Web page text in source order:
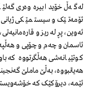
لەگەڵ خۆیدا بیرەوەری
ئۆمەتێک و سیستمێکی
ئەوین، پڕ لە ریز و
ئاسمان و چەم و چۆپی و
کوتێیانەشی هەڵگرتووە کە
هەیانبووە، بەڵێ ماملێ
ئێمە، دیرۆکێک کە خۆشەویستی